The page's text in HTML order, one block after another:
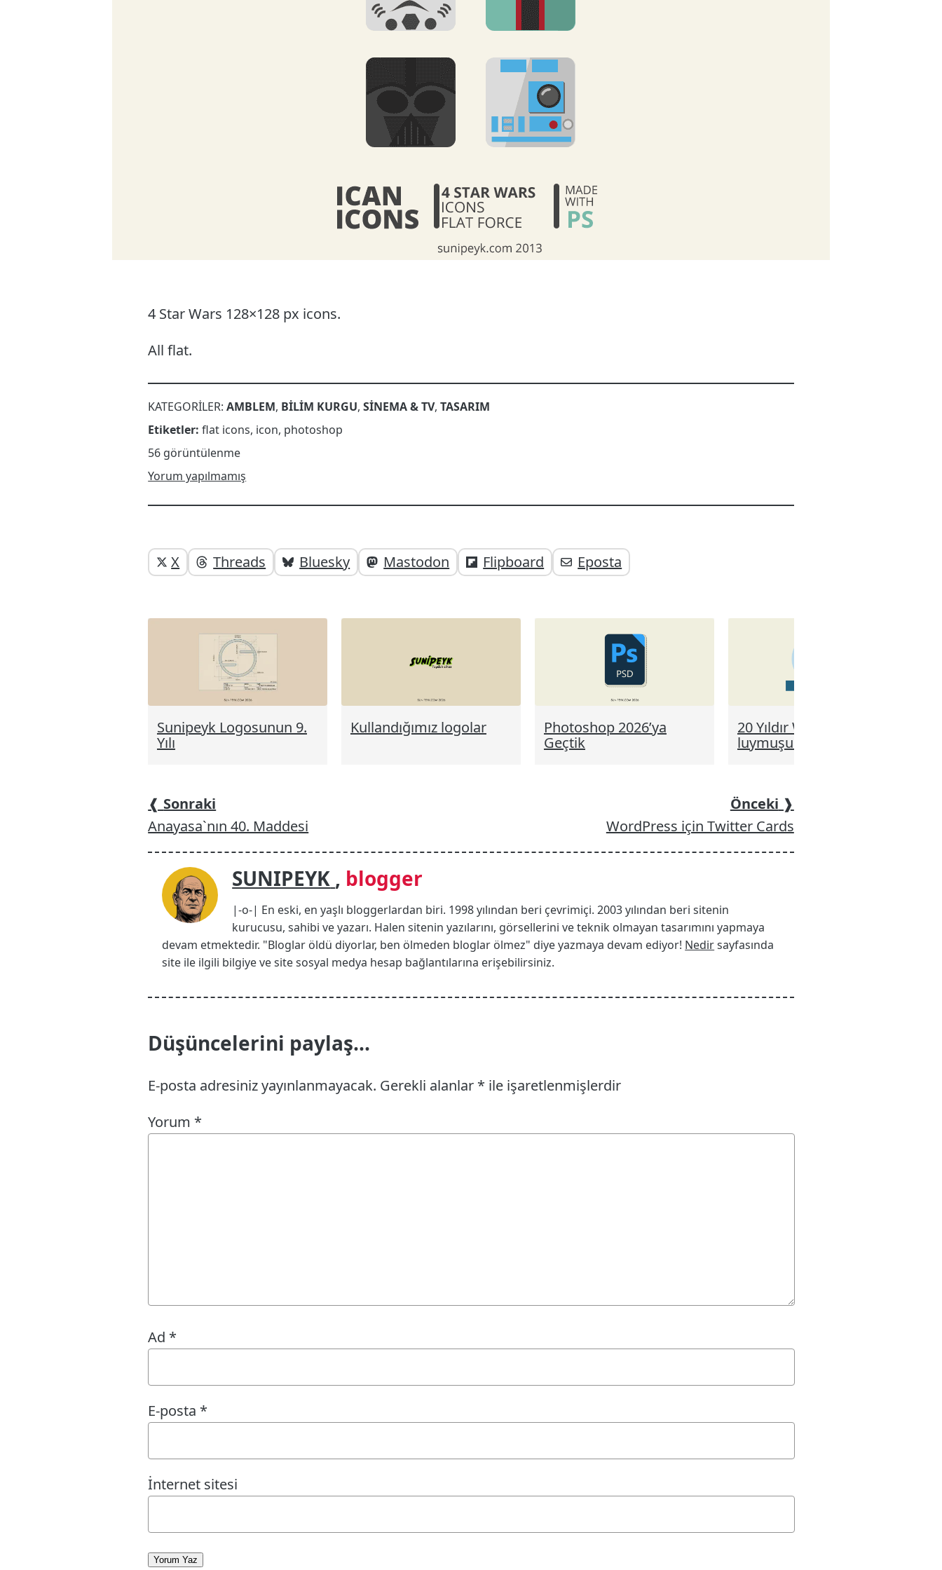
4 Star Wars 128×128 px icons.
All flat.
KATEGORILER:AMBLEM, BILIM KURGU,SINEMA & TV,TASARIM
Etiketler: flat icons, icon, photoshop
56 görüntülenme
Yorum yapılmamış
Yazı
elemanları
Yazıyı
paylaşabilirsiniz;
X Threads Bluesky Mastodon Flipboard Eposta
Sunipeyk Logosunun 9.
Yılı
Kullandığımız logolar
Photoshop 2026’ya
Geçtik
20 Yıldır WordPress.com’
luymuşum
❰ Sonraki
Anayasa`nın 40. Maddesi
Önceki ❱
WordPress için Twitter Cards
SUNIPEYK , blogger
|-o-| En eski, en yaşlı bloggerlardan biri. 1998 yılından beri çevrimiçi. 2003 yılından beri sitenin
kurucusu, sahibi ve yazarı. Halen sitenin yazılarını, görsellerini ve teknik olmayan tasarımını yapmaya
devam etmektedir. "Bloglar öldü diyorlar, ben ölmeden bloglar ölmez" diye yazmaya devam ediyor! Nedirsayfasında
site ile ilgili bilgiye ve site sosyal medya hesap bağlantılarına erişebilirsiniz.
Düşüncelerini paylaş...
E-posta adresiniz yayınlanmayacak. Gerekli alanlar * ile işaretlenmişlerdir
Yorum *
Ad *
E-posta *
İnternet sitesi
Yorum Yaz